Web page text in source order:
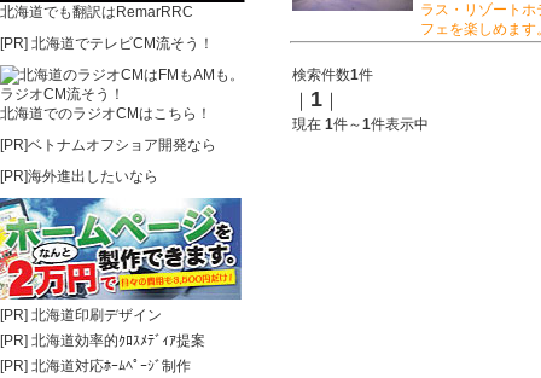
北海道でも翻訳はRemarRRC
[PR] 北海道でテレビCM流そう！
北海道でのラジオCMはこちら！
[PR]ベトナムオフショア開発なら
[PR]海外進出したいなら
[PR] 北海道印刷デザイン
[PR] 北海道効率的ｸﾛｽﾒﾃﾞｨｱ提案
[PR] 北海道対応ﾎｰﾑﾍﾟｰｼﾞ制作
ラス・リゾート
フェを楽しめます
検索件数1件
｜ 1 ｜
現在 1件～1件表示中